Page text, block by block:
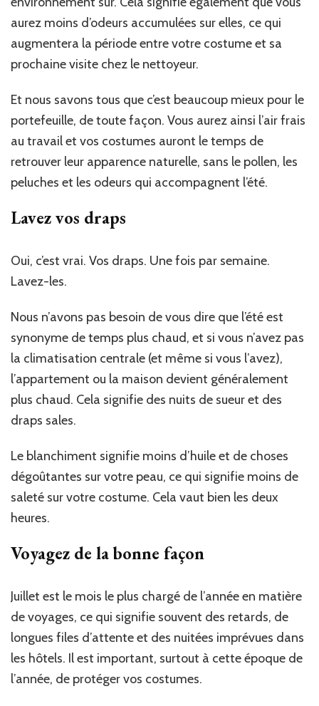
aurez moins d’odeurs accumulées sur elles, ce qui
augmentera la période entre votre costume et sa
prochaine visite chez le nettoyeur.
Et nous savons tous que c’est beaucoup mieux pour le
portefeuille, de toute façon. Vous aurez ainsi l’air frais
au travail et vos costumes auront le temps de
retrouver leur apparence naturelle, sans le pollen, les
peluches et les odeurs qui accompagnent l’été.
Lavez vos draps
Oui, c’est vrai. Vos draps. Une fois par semaine.
Lavez-les.
Nous n’avons pas besoin de vous dire que l’été est
synonyme de temps plus chaud, et si vous n’avez pas
la climatisation centrale (et même si vous l’avez),
l’appartement ou la maison devient généralement
plus chaud. Cela signifie des nuits de sueur et des
draps sales.
Le blanchiment signifie moins d’huile et de choses
dégoûtantes sur votre peau, ce qui signifie moins de
saleté sur votre costume. Cela vaut bien les deux
heures.
Voyagez de la bonne façon
Juillet est le mois le plus chargé de l’année en matière
de voyages, ce qui signifie souvent des retards, de
longues files d’attente et des nuitées imprévues dans
les hôtels. Il est important, surtout à cette époque de
l’année, de protéger vos costumes.